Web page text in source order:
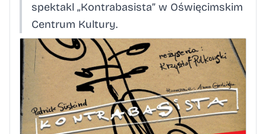
spektakl „Kontrabasista” w Oświęcimskim
Centrum Kultury.